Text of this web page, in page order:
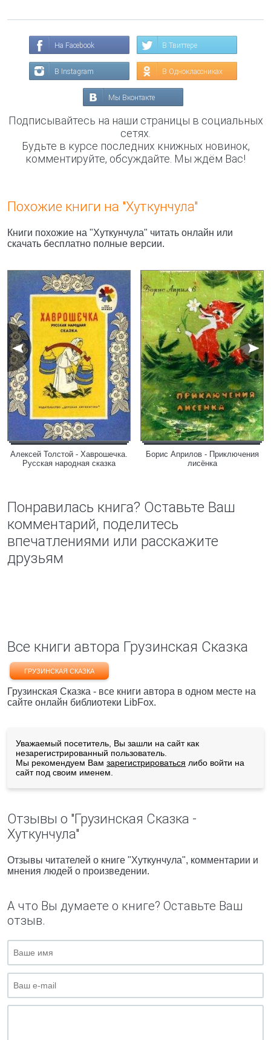
На Facebook В Твиттере
В Instagram В Одноклассниках
Мы Вконтакте
Подписывайтесь на наши страницы в социальных
сетях.
Будьте в курсе последних книжных новинок,
комментируйте, обсуждайте. Мы ждём Вас!
Похожие книги на "Хуткунчула"
Книги похожие на "Хуткунчула" читать онлайн или
скачать бесплатно полные версии.
Алексей Толстой - Хаврошечка.
Русская народная сказка
Борис Априлов - Приключения
лисёнка
Понравилась книга? Оставьте Ваш
комментарий, поделитесь
впечатлениями или расскажите
друзьям
Все книги автора Грузинская Сказка
ГРУЗИНСКАЯ СКАЗКА
Грузинская Сказка - все книги автора в одном месте на
сайте онлайн библиотеки LibFox.
Уважаемый посетитель, Вы зашли на сайт как
незарегистрированный пользователь.
Мы рекомендуем Вам зарегистрироваться либо войти на
сайт под своим именем.
Отзывы о "Грузинская Сказка -
Хуткунчула"
Отзывы читателей о книге "Хуткунчула", комментарии и
мнения людей о произведении.
А что Вы думаете о книге? Оставьте Ваш
отзыв.